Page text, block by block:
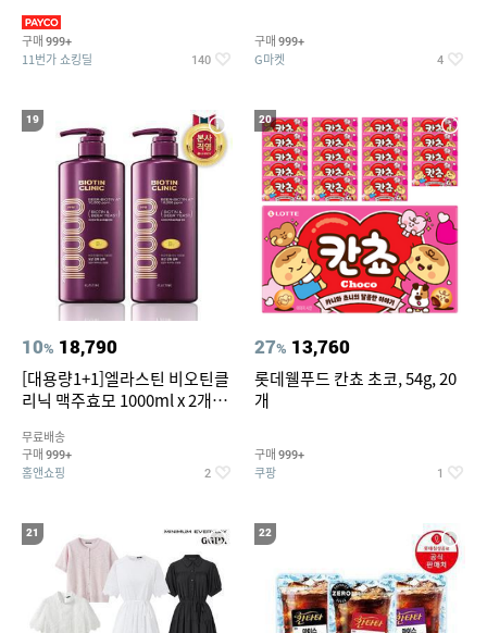
구매 999+
11번가 쇼킹딜 140
구매 999+
G마켓 4
19
10% 18,790
[대용량1+1]엘라스틴 비오틴클
리닉 맥주효모 1000ml x 2개
무료배송
구매 999+
홈앤쇼핑 2
20
27% 13,760
롯데웰푸드 칸쵸 초코, 54g, 20
개
구매 999+
쿠팡 1
21 22